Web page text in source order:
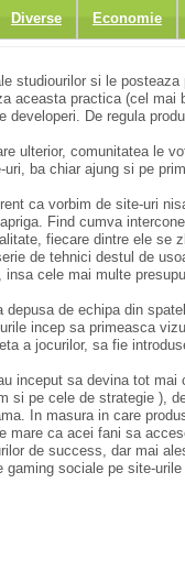
Diverse Economie
studiourilor si le
aceasta practica (cel
developeri. De regula
ulterior, comunitatea le
ba chiar ajung si pe
ca vorbim de site-uri
Find cumva
fiecare dintre ele
de tehnici destul de
cele mai multe
de echipa din
incep sa primeasca
a jocurilor, sa fie
inceput sa devina tot
si pe cele de strategie ),
In masura in care
ca acei fani sa
de success, dar mai
sociale pe site-